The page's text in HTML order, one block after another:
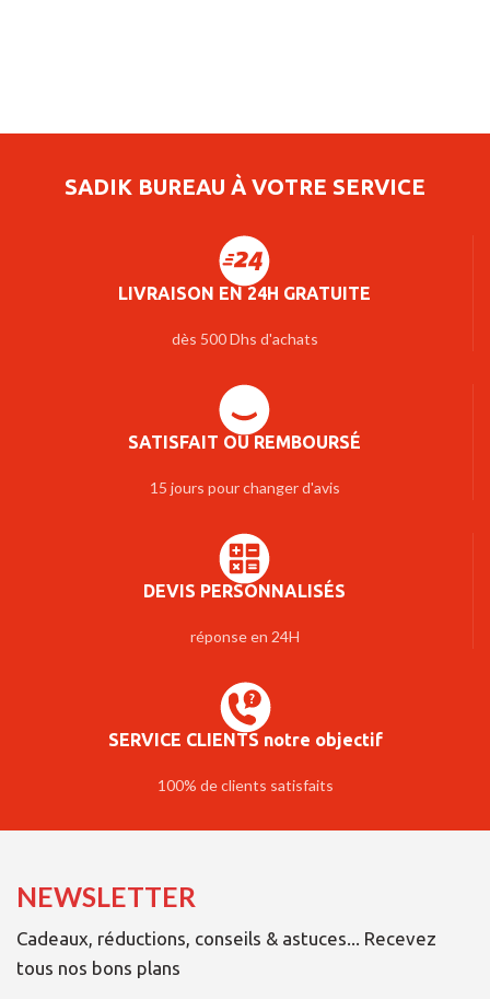
SADIK BUREAU À VOTRE SERVICE
LIVRAISON EN 24H GRATUITE
dès 500 Dhs d'achats
SATISFAIT OU REMBOURSÉ
15 jours pour changer d'avis
DEVIS PERSONNALISÉS
réponse en 24H
SERVICE CLIENTS notre objectif
100% de clients satisfaits
NEWSLETTER
Cadeaux, réductions, conseils & astuces... Recevez
tous nos bons plans